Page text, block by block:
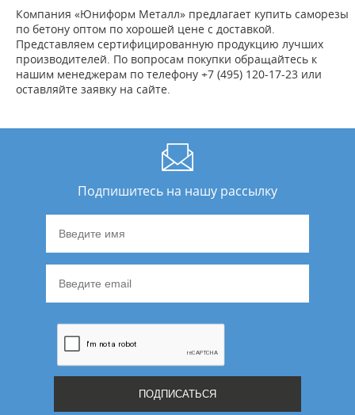
Компания «Юниформ Металл» предлагает купить саморезы
по бетону оптом по хорошей цене с доставкой.
Представляем сертифицированную продукцию лучших
производителей. По вопросам покупки обращайтесь к
нашим менеджерам по телефону +7 (495) 120-17-23 или
оставляйте заявку на сайте.
Подпишитесь на нашу рассылку